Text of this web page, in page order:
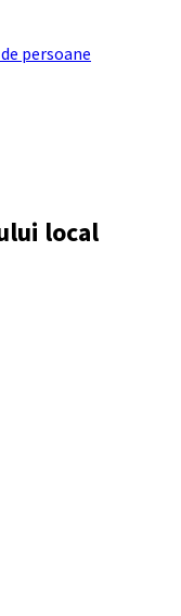
persoane
local